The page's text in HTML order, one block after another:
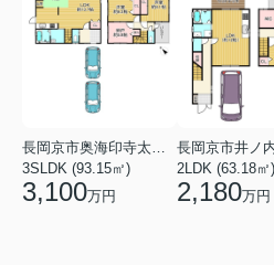
長岡京市奥海印寺太鼓山
3SLDK (93.15㎡)
3,100万円
長岡京市井ノ
2LDK (63.18㎡)
2,180万円